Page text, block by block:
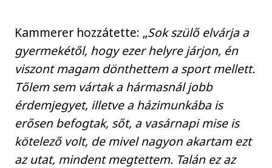
Kammerer hozzátette: „Sok szülő elvárja a
gyermekétől, hogy ezer helyre járjon, én
viszont magam dönthettem a sport mellett.
Tőlem sem vártak a hármasnál jobb
érdemjegyet, illetve a házimunkába is
erősen befogtak, sőt, a vasárnapi mise is
kötelező volt, de mivel nagyon akartam ezt
az utat, mindent megtettem. Talán ez az